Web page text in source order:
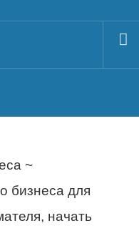
~
бизнеса для
начать